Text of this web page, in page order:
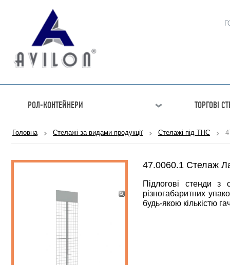
РОЛ-КОНТЕЙНЕРИ ТОРГОВІ
Головна Стелажі за видами продукції Стелажі під ТНС
47.0060.1 Стелаж
Підлогові стенди з
різногабаритних
будь-якою кількістю